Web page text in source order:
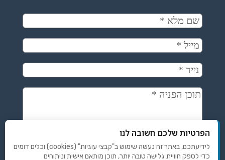
הפרטיות שלכם חשובה לנו
לידיעתכם, באתר זה נעשה שימוש ב"קבצי עוגיות" (cookies) וכלים דומים
כדי לספק חוויית גלישה טובה יותר, תוכן מותאם אישית וניתוחים